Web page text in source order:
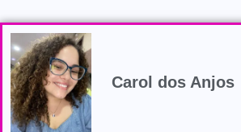
Carol dos Anjos